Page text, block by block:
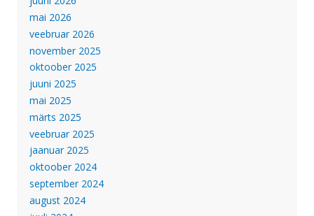
mai 2026
veebruar 2026
november 2025
oktoober 2025
juuni 2025
mai 2025
märts 2025
veebruar 2025
jaanuar 2025
oktoober 2024
september 2024
august 2024